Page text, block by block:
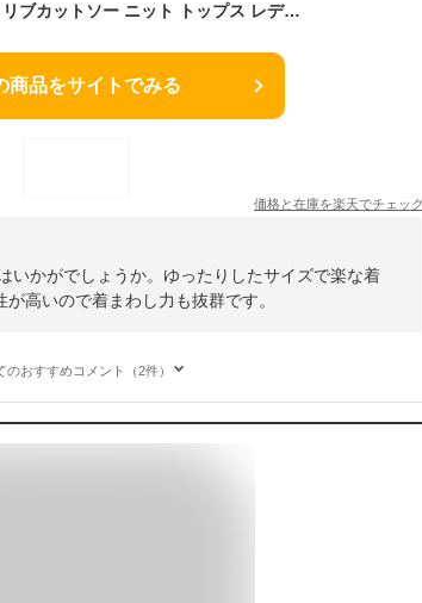
通勤 ゆったり 長そで リブカットソー ニット トップス レディース ニットリブカットソー 袖フリル 大きいサイズ インナー 秋 リブカットソー 無地 クルーネック 長袖 オフィス カジュアル 重ね着 薄手 プリーツ シンプル
商品をサイトでみる
価格と在庫を楽天でチェック
いかがでしょうか。ゆったりしたサイズで楽な着
高いので着まわし力も抜群です。
のおすすめコメント（2件）